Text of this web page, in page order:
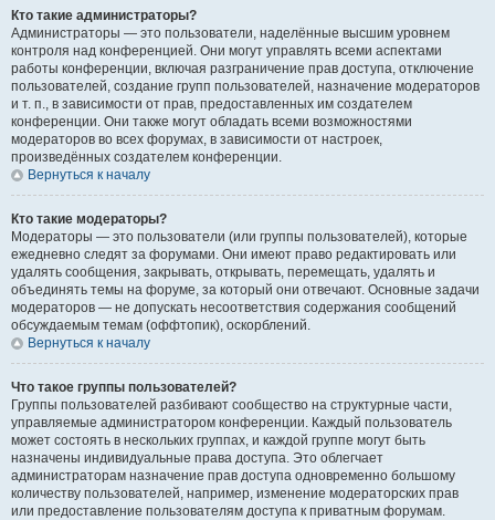
Кто такие администраторы?
Администраторы — это пользователи, наделённые высшим уровнем
контроля над конференцией. Они могут управлять всеми аспектами
работы конференции, включая разграничение прав доступа, отключение
пользователей, создание групп пользователей, назначение модераторов
и т. п., в зависимости от прав, предоставленных им создателем
конференции. Они также могут обладать всеми возможностями
модераторов во всех форумах, в зависимости от настроек,
произведённых создателем конференции.
Вернуться к началу
Кто такие модераторы?
Модераторы — это пользователи (или группы пользователей), которые
ежедневно следят за форумами. Они имеют право редактировать или
удалять сообщения, закрывать, открывать, перемещать, удалять и
объединять темы на форуме, за который они отвечают. Основные задачи
модераторов — не допускать несоответствия содержания сообщений
обсуждаемым темам (оффтопик), оскорблений.
Вернуться к началу
Что такое группы пользователей?
Группы пользователей разбивают сообщество на структурные части,
управляемые администратором конференции. Каждый пользователь
может состоять в нескольких группах, и каждой группе могут быть
назначены индивидуальные права доступа. Это облегчает
администраторам назначение прав доступа одновременно большому
количеству пользователей, например, изменение модераторских прав
или предоставление пользователям доступа к приватным форумам.